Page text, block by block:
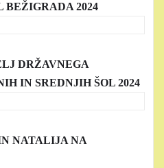
2024
DRŽAVNEGA
IN SREDNJIH ŠOL 2024
NATALIJA NA